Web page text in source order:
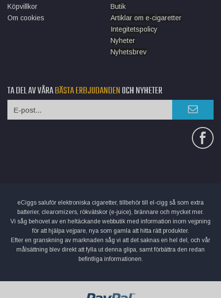
Köpvillkor
Om cookies
Butik
Artiklar om e-cigaretter
Integitetspolicy
Nyheter
Nyhetsbrev
TA DEL AV VÅRABÄSTA ERBJUDANDENOCH NYHETER
eCiggs saluför elektroniska cigaretter, tillbehör till el-cigg så som extra
batterier, clearomizers, rökvätskor (e-juice), brännare och mycket mer.
Vi såg behovet av en heltäckande webbutik med information inom vejpning
för att hjälpa vejpare, nya som gamla att hitta rätt produkter.
Efter en granskning av marknaden såg vi att det saknas en hel del, och vår
målsättning blev direkt att fylla ut denna glipa, samt förbättra den redan
befintliga informationen.